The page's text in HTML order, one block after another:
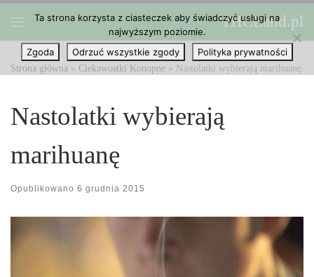
Przejdź do treści THCLand.pl
Strona główna » Ciekawostki Konopne » Nastolatki wybierają marihuanę
Nastolatki wybierają
marihuanę
Opublikowano 6 grudnia 2015
Ta strona korzysta z ciasteczek aby świadczyć usługi na
najwyższym poziomie.
Zgoda
Odrzuć wszystkie zgody Polityka prywatności